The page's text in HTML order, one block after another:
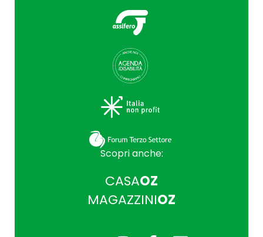
Scopri anche:
CASAOZ
MAGAZZINIOZ